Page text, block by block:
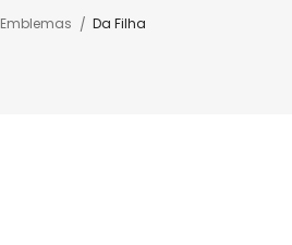
Emblemas Da Filha